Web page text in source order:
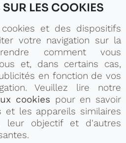
LES COOKIES
et des dispositifs
votre navigation sur la
comment vous
et, dans certains cas,
en fonction de vos
Veuillez lire notre
cookies pour en savoir
et les appareils similaires
leur objectif et d'autres